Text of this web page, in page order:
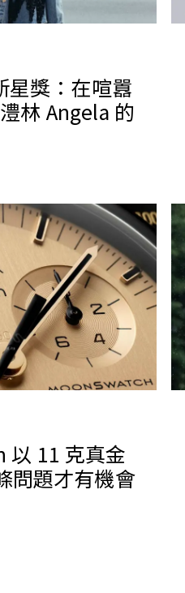
星獎：在喧囂
林 Angela 的
以 11 克真金
問題才有機會